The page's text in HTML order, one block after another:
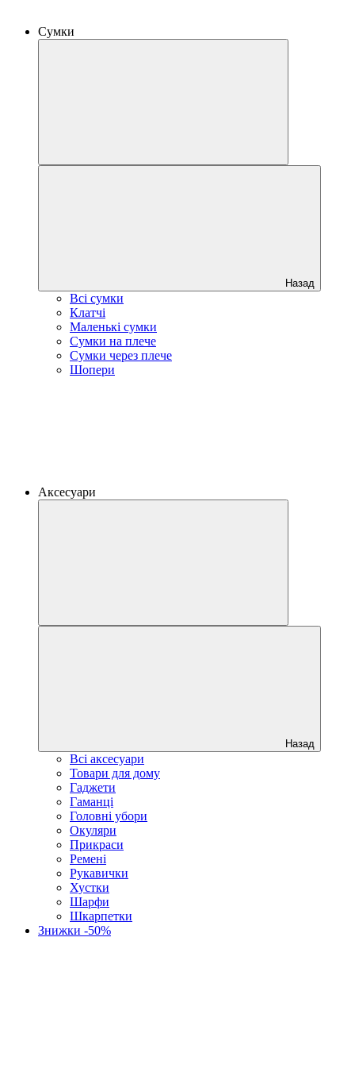
Сумки
Назад
Всі сумки
Клатчі
Маленькі сумки
Сумки на плече
Сумки через плече
Шопери
Аксесуари
Назад
Всі аксесуари
Товари для дому
Гаджети
Гаманці
Головні убори
Окуляри
Прикраси
Ремені
Рукавички
Хустки
Шарфи
Шкарпетки
Знижки -50%